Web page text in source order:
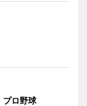
ロ野球